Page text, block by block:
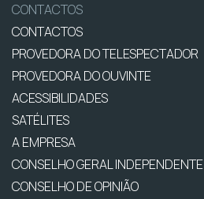
CONTACTOS
CONTACTOS
PROVEDORA DO TELESPECTADOR
PROVEDORA DO OUVINTE
ACESSIBILIDADES
SATÉLITES
A EMPRESA
CONSELHO GERAL INDEPENDENTE
CONSELHO DE OPINIÃO